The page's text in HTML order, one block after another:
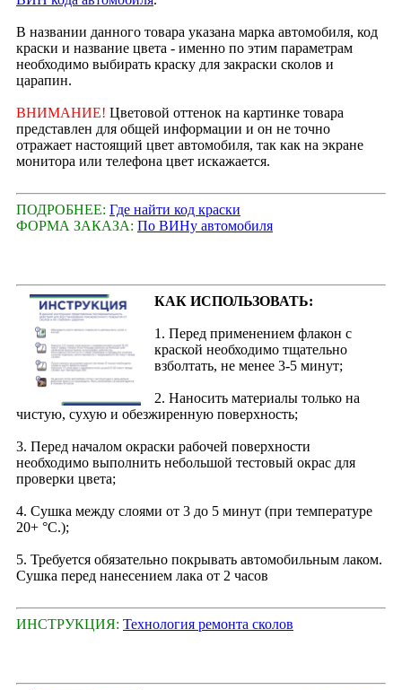
В названии данного товара указана марка автомобиля, код
краски и название цвета - именно по этим параметрам
необходимо выбирать краску для закраски сколов и
царапин.
ВНИМАНИЕ! Цветовой оттенок на картинке товара
представлен для общей информации и он не точно
отражает настоящий цвет автомобиля, так как на экране
монитора или телефона цвет искажается.
ПОДРОБНЕЕ: Где найти код краски
ФОРМА ЗАКАЗА: По ВИНу автомобиля
КАК ИСПОЛЬЗОВАТЬ:
1. Перед применением флакон с
краской необходимо тщательно
взболтать, не менее 3-5 минут;
2. Наносить материалы только на
чистую, сухую и обезжиренную поверхность;
3. Перед началом окраски рабочей поверхности
необходимо выполнить небольшой тестовый окрас для
проверки цвета;
4. Сушка между слоями от 3 до 5 минут (при температуре
20+ °С.);
5. Требуется обязательно покрывать автомобильным лаком.
Сушка перед нанесением лака от 2 часов
ИНСТРУКЦИЯ: Технология ремонта сколов